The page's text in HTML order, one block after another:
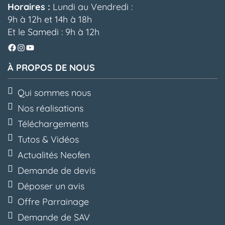
Horaires : Lundi au Vendredi :
9h à 12h et 14h à 18h
Et le Samedi : 9h à 12h
Facebook
Instagram
YouTube
À PROPOS DE NOUS
Qui sommes nous
Nos réalisations
Téléchargements
Tutos & Vidéos
Actualités Neofen
Demande de devis
Déposer un avis
Offre Parrainage
Demande de SAV